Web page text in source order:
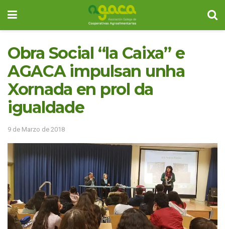
Obra Social “la Caixa” e
AGACA impulsan unha
Xornada en prol da
igualdade
9 de Marzo de 2018